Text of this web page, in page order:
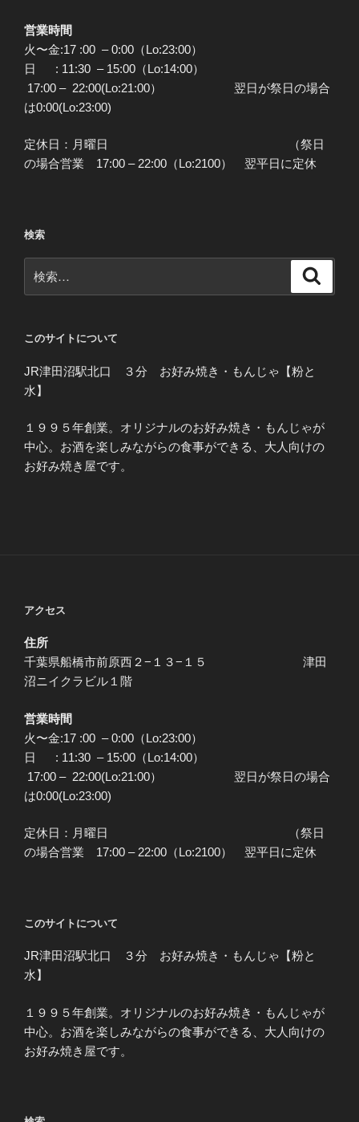
営業時間
火〜金:17 :00 – 0:00（Lo:23:00）
日 : 11:30 – 15:00（Lo:14:00）
17:00 – 22:00(Lo:21:00） 翌日が祭日の場合
は0:00(Lo:23:00)
定休日：月曜日 （祭日
の場合営業 17:00 – 22:00（Lo:2100） 翌平日に定休
検索
索:
このサイトについて
JR津田沼駅北口 ３分 お好み焼き・もんじゃ【粉と
水】
１９９５年創業。オリジナルのお好み焼き・もんじゃが
中心。お酒を楽しみながらの食事ができる、大人向けの
お好み焼き屋です。
アクセス
住所
千葉県船橋市前原西２−１３−１５ 津田
沼ニイクラビル１階
営業時間
火〜金:17 :00 – 0:00（Lo:23:00）
日 : 11:30 – 15:00（Lo:14:00）
17:00 – 22:00(Lo:21:00） 翌日が祭日の場合
は0:00(Lo:23:00)
定休日：月曜日 （祭日
の場合営業 17:00 – 22:00（Lo:2100） 翌平日に定休
このサイトについて
JR津田沼駅北口 ３分 お好み焼き・もんじゃ【粉と
水】
１９９５年創業。オリジナルのお好み焼き・もんじゃが
中心。お酒を楽しみながらの食事ができる、大人向けの
お好み焼き屋です。